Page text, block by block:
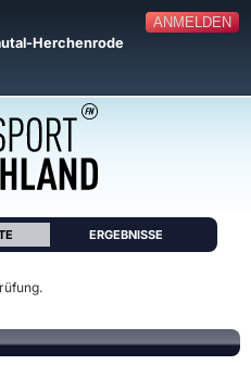
ANMELDEN
Herchenrode
ERGEBNISSE